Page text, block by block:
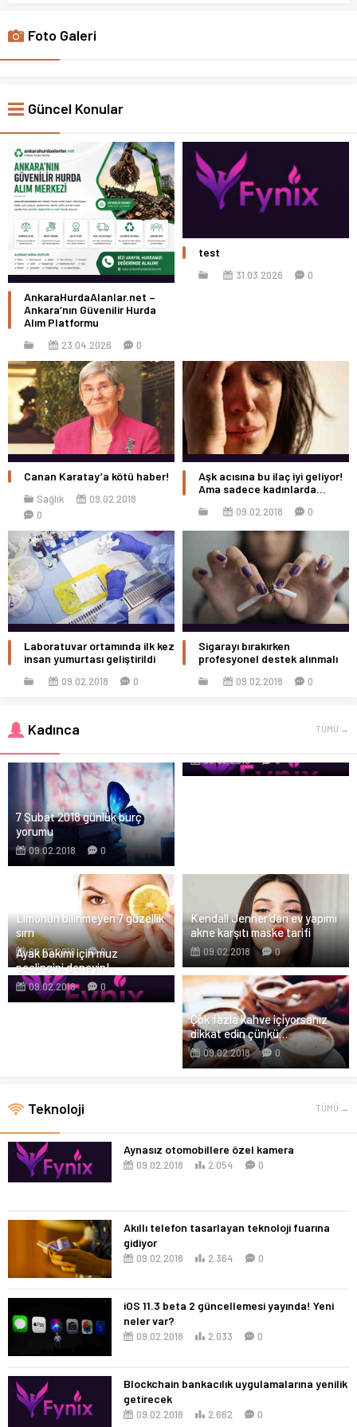
Foto Galeri
Güncel Konular
AnkaraHurdaAlanlar.net –
Ankara’nın Güvenilir Hurda
Alım Platformu
23.04.2026 0
test
31.03.2026 0
Canan Karatay’a kötü haber!
Sağlık
09.02.2018
0
Aşk acısına bu ilaç iyi geliyor!
Ama sadece kadınlarda…
09.02.2018 0
Laboratuvar ortamında ilk kez
insan yumurtası geliştirildi
09.02.2018 0
Sigarayı bırakırken
profesyonel destek alınmalı
09.02.2018 0
Kadınca TÜMÜ →
7 Şubat 2018 günlük burç
yorumu
09.02.2018 0
Buğulu bakışların sırrı ipek
09.02.2018 0
Limonun bilinmeyen 7 güzellik
sırrı
09.02.2018 0
Kendall Jenner’dan ev yapımı
akne karşıtı maske tarifi
09.02.2018 0
Ayak bakımı için muz
peelingini deneyin!
09.02.2018 0
Çok fazla kahve içiyorsanız
dikkat edin çünkü…
09.02.2018 0
Teknoloji TÜMÜ →
Aynasız otomobillere özel kamera
09.02.2018 2.054 0
Akıllı telefon tasarlayan teknoloji fuarına
gidiyor
09.02.2018 2.364 0
iOS 11.3 beta 2 güncellemesi yayında! Yeni
neler var?
09.02.2018 2.033 0
Blockchain bankacılık uygulamalarına yenilik
getirecek
09.02.2018 2.662 0